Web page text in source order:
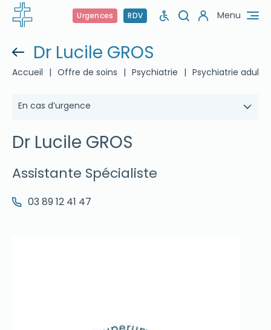
Urgences RDV Menu
Dr Lucile GROS
Accueil | Offre de soins | Psychiatrie | Psychiatrie adulte
En cas d’urgence
Dr Lucile GROS
Assistante Spécialiste
03 89 12 41 47